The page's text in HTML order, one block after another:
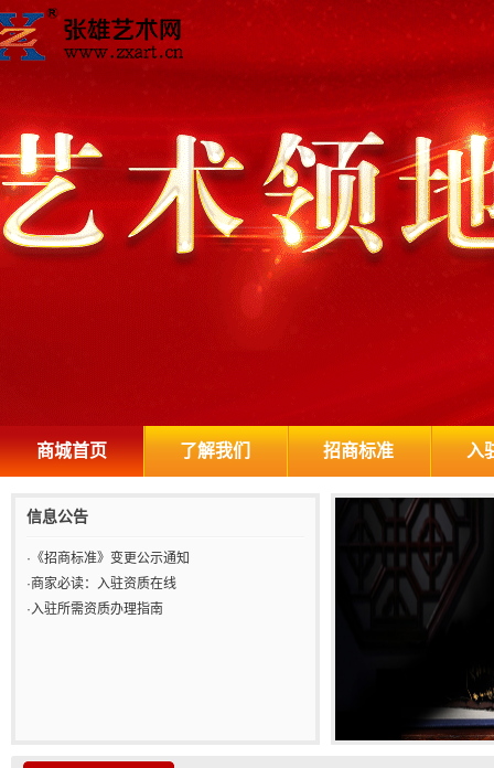
商城首页 了解我们 招商标准 入
信息公告
·《招商标准》变更公示通知
·商家必读：入驻资质在线
·入驻所需资质办理指南